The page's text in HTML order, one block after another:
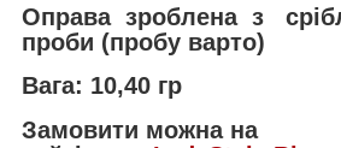
Оправа зроблена з
проби (пробу варто)
Вага: 10,40 гр
Замовити можна на